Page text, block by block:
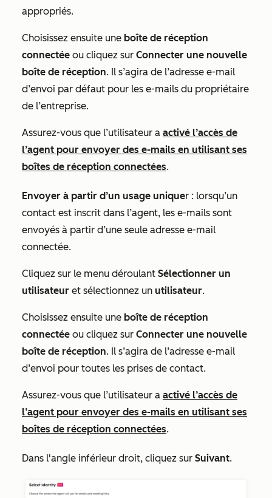
appropriés.
Choisissez ensuite une boîte de réception
connectée ou cliquez sur Connecter une nouvelle
boîte de réception. Il s’agira de l’adresse e-mail
d’envoi par défaut pour les e-mails du propriétaire
de l’entreprise.
Assurez-vous que l’utilisateur a activé l’accès de
l’agent pour envoyer des e-mails en utilisant ses
boîtes de réception connectées.
Envoyer à partir d’un usage uniquer : lorsqu’un
contact est inscrit dans l’agent, les e-mails sont
envoyés à partir d’une seule adresse e-mail
connectée.
Cliquez sur le menu déroulant Sélectionner un
utilisateur et sélectionnez un utilisateur.
Choisissez ensuite une boîte de réception
connectée ou cliquez sur Connecter une nouvelle
boîte de réception. Il s’agira de l’adresse e-mail
d’envoi pour toutes les prises de contact.
Assurez-vous que l’utilisateur a activé l’accès de
l’agent pour envoyer des e-mails en utilisant ses
boîtes de réception connectées.
Dans l'angle inférieur droit, cliquez sur Suivant.